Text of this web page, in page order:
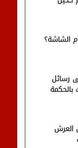
الشاشة؟
رسائل